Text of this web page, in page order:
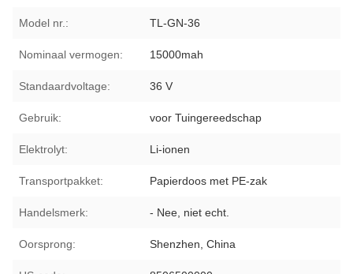
Model nr.: TL-GN-36
Nominaal vermogen: 15000mah
Standaardvoltage: 36 V
Gebruik: voor Tuingereedschap
Elektrolyt: Li-ionen
Transportpakket: Papierdoos met PE-zak
Handelsmerk: - Nee, niet echt.
Oorsprong: Shenzhen, China